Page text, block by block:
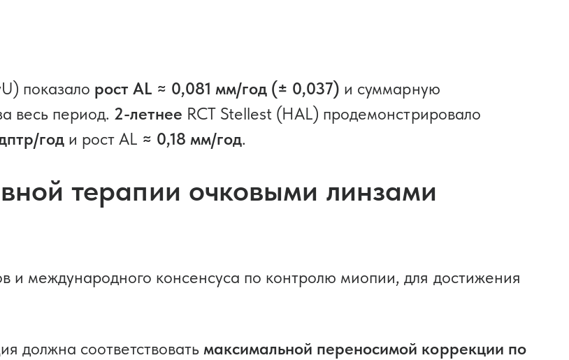
показало рост AL ≈ 0,081 мм/год (± 0,037) и суммарную
весь период. 2-летнее RCT Stellest (HAL) продемонстрировало
годи рост AL ≈ 0,18 мм/год.
терапии очковыми линзами
и международного консенсуса по контролю миопии, для достижения
должна соответствоватьмаксимальной переносимой коррекции по